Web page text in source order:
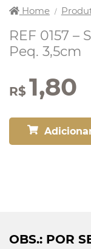
Home /
REF 0157 –
Peq. 3,5cm
R$ 1,80
OBS.: POR